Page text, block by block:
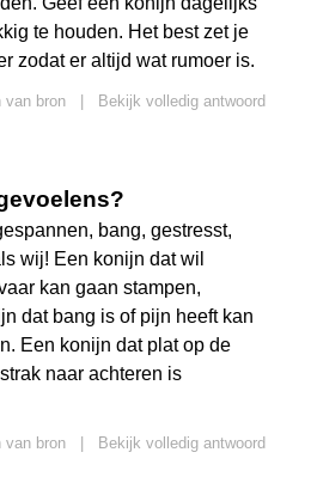
te houden. Het best zet je
zodat er altijd wat rumoer is.
van bron
Bekijk volledig antwoord
bang, gestresst,
wij! Een konijn dat wil
kan gaan stampen,
dat bang is of pijn heeft kan
Een konijn dat plat op de
naar achteren is
van bron
Bekijk volledig antwoord